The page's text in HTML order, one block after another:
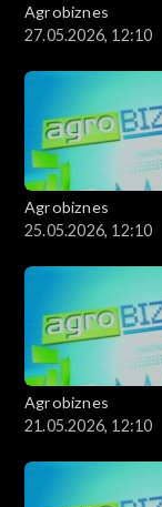
Agrobiznes
27.05.2026, 12:10
Agrobiznes
25.05.2026, 12:10
Agrobiznes
21.05.2026, 12:10